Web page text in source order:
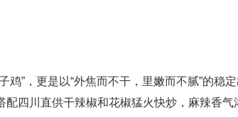
，更是以“外焦而不干，里嫩而不腻”的稳定
四川直供干辣椒和花椒猛火快炒，麻辣香气